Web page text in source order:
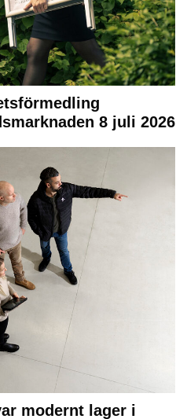
8 juli 2026
modernt lager i